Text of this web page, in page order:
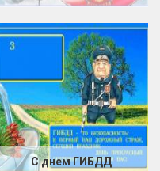
С днем ГИБДД